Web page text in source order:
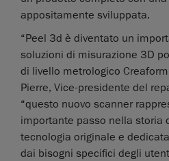
appositamente sviluppata.
“Peel 3d è diventato un
soluzioni di misurazione 3D
di livello metrologico
Pierre, Vice-presidente del
“questo nuovo scanner
importante passo nella storia
tecnologia originale e
dai bisogni specifici degli